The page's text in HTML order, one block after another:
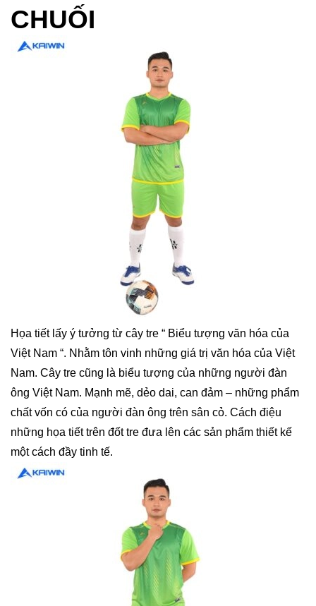
CHUỐI
Họa tiết lấy ý tưởng từ cây tre “ Biểu tượng văn hóa của
Việt Nam “. Nhằm tôn vinh những giá trị văn hóa của Việt
Nam. Cây tre cũng là biểu tượng của những người đàn
ông Việt Nam. Mạnh mẽ, dẻo dai, can đảm – những phẩm
chất vốn có của người đàn ông trên sân cỏ. Cách điệu
những họa tiết trên đốt tre đưa lên các sản phẩm thiết kế
một cách đầy tinh tế.